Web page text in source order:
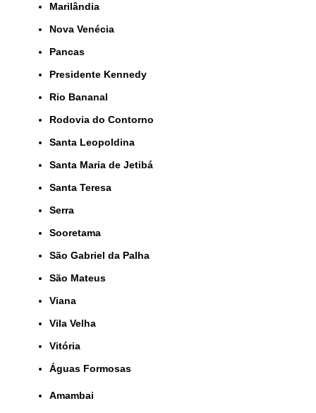
Marilândia
Nova Venécia
Pancas
Presidente Kennedy
Rio Bananal
Rodovia do Contorno
Santa Leopoldina
Santa Maria de Jetibá
Santa Teresa
Serra
Sooretama
São Gabriel da Palha
São Mateus
Viana
Vila Velha
Vitória
Águas Formosas
Amambai